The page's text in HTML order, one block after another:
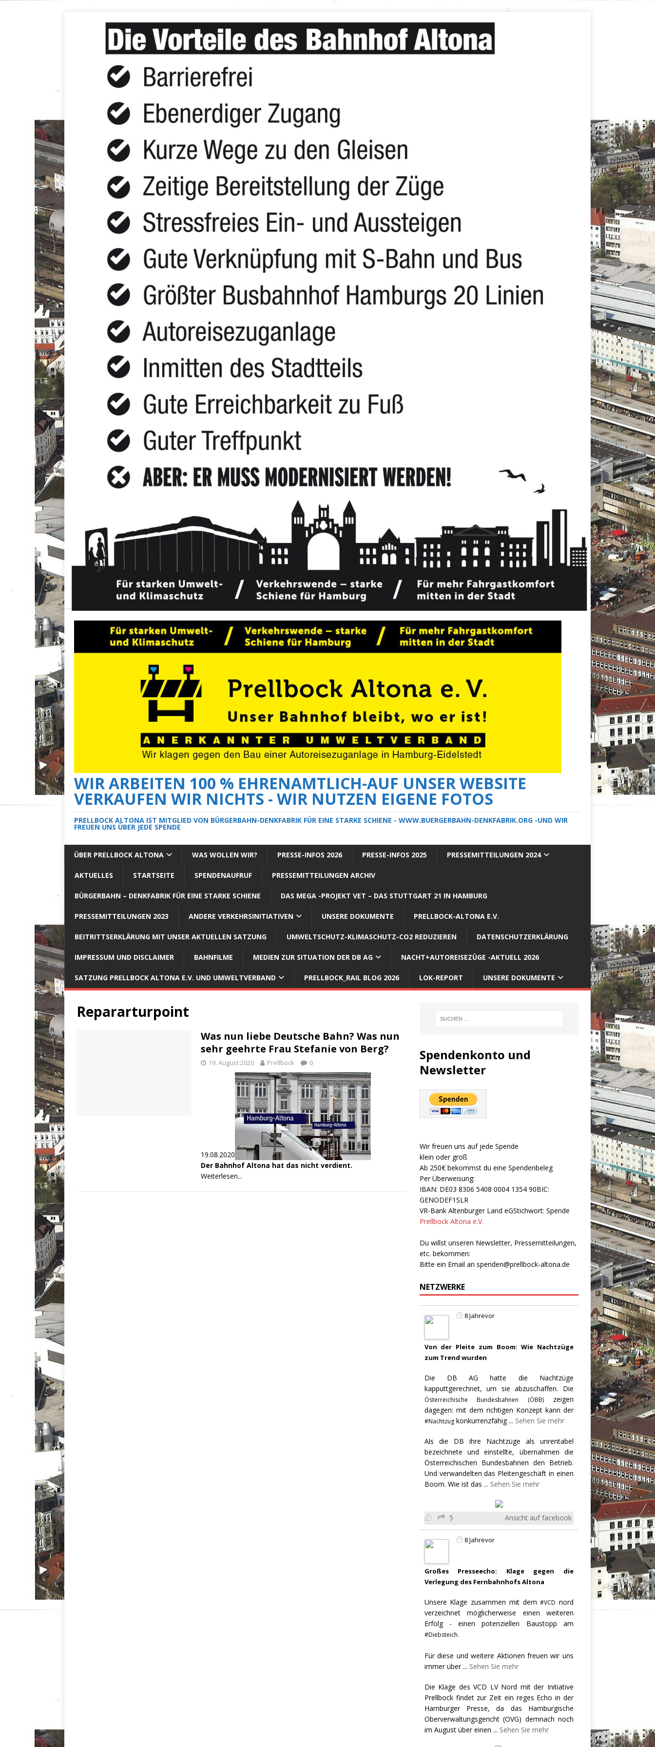
WIR ARBEITEN 100 % EHRENAMTLICH-AUF UNSER WEBSITE
VERKAUFEN WIR NICHTS - WIR NUTZEN EIGENE FOTOS
PRELLBOCK ALTONA IST MITGLIED VON BÜRGERBAHN-DENKFABRIK FÜR EINE STARKE SCHIENE - WWW.BUERGERBAHN-DENKFABRIK.ORG -UND WIR
FREUEN UNS ÜBER JEDE SPENDE
ÜBER PRELLBOCK ALTONA WAS WOLLEN WIR? PRESSE-INFOS 2026 PRESSE-INFOS 2025 PRESSEMITTEILUNGEN 2024
AKTUELLES STARTSEITE SPENDENAUFRUF PRESSEMITTEILUNGEN ARCHIV
BÜRGERBAHN – DENKFABRIK FÜR EINE STARKE SCHIENE DAS MEGA -PROJEKT VET – DAS STUTTGART 21 IN HAMBURG
PRESSEMITTEILUNGEN 2023 ANDERE VERKEHRSINITIATIVEN UNSERE DOKUMENTE PRELLBOCK-ALTONA E.V.
BEITRITTSERKLÄRUNG MIT UNSER AKTUELLEN SATZUNG UMWELTSCHUTZ-KLIMASCHUTZ-CO2 REDUZIEREN DATENSCHUTZERKLÄRUNG
IMPRESSUM UND DISCLAIMER BAHNFILME MEDIEN ZUR SITUATION DER DB AG NACHT+AUTOREISEZÜGE -AKTUELL 2026
SATZUNG PRELLBOCK ALTONA E.V. UND UMWELTVERBAND PRELLBOCK_RAIL BLOG 2026 LOK-REPORT UNSERE DOKUMENTE
Repararturpoint
Was nun liebe Deutsche Bahn? Was nun
sehr geehrte Frau Stefanie von Berg?
19. August 2020 Prellbock 0
19.08.2020
Der Bahnhof Altona hat das nicht verdient.
Weiterlesen...
Spendenkonto und
Newsletter
Wir freuen uns auf jede Spende
klein oder groß
Ab 250€ bekommst du eine Spendenbeleg
Per Überweisung:
IBAN: DE03 8306 5408 0004 1354 90BIC:
GENODEF1SLR
VR-Bank Altenburger Land eGStichwort: Spende
Prellbock Altona e.V.
Du willst unseren Newsletter, Pressemitteilungen,
etc. bekommen:
Bitte ein Email an spenden@prellbock-altona.de
NETZWERKE
8 Jahrevor
Von der Pleite zum Boom: Wie Nachtzüge
zum Trend wurden
Die DB AG hatte die Nachtzüge
kapputtgerechnet, um sie abzuschaffen. Die
Österreichische Bundesbahnen (ÖBB)zeigen
dagegen: mit dem richtigen Konzept kann der
#Nachtzugkonkurrenzfähig... Sehen Sie mehr
Als die DB ihre Nachtzüge als unrentabel
bezeichnete und einstellte, übernahmen die
Österreichischen Bundesbahnen den Betrieb.
Und verwandelten das Pleitengeschäft in einen
Boom. Wie ist das ... Sehen Sie mehr
5 Ansicht auf facebook
8 Jahrevor
Großes Presseecho: Klage gegen die
Verlegung des Fernbahnhofs Altona
Unsere Klage zusammen mit dem#VCD nord
verzeichnet möglicherweise einen weiteren
Erfolg - einen potenziellen Baustopp am
#Diebsteich.
Für diese und weitere Aktionen freuen wir uns
immer über... Sehen Sie mehr
Die Klage des VCD LV Nord mit der Initiative
Prellbock findet zur Zeit ein reges Echo in der
Hamburger Presse, da das Hamburgische
Oberverwaltungsgericht (OVG) demnach noch
im August über einen ... Sehen Sie mehr